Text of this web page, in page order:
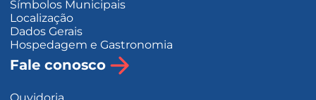
Símbolos Municipais
Localização
Dados Gerais
Hospedagem e Gastronomia
Fale conosco
Ouvidoria